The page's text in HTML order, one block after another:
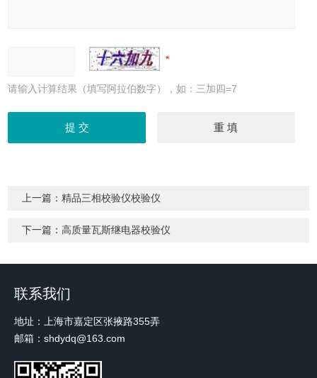
请输入计算结果（填写阿拉伯数字），如：三加四=7
上一篇：精品三相校验仪校验仪
下一篇：高质量瓦斯继电器校验仪
联系我们
地址：上海市嘉定区张掖路355弄
邮箱：shdydq@163.com